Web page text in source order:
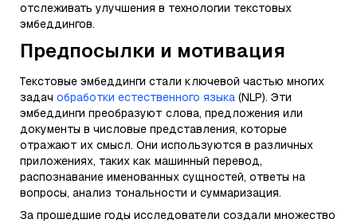
отслеживать улучшения в технологии текстовых
эмбеддингов.
Предпосылки и мотивация
Текстовые эмбеддинги стали ключевой частью многих
задач обработки естественного языка (NLP). Эти
эмбеддинги преобразуют слова, предложения или
документы в числовые представления, которые
отражают их смысл. Они используются в различных
приложениях, таких как машинный перевод,
распознавание именованных сущностей, ответы на
вопросы, анализ тональности и суммаризация.
За прошедшие годы исследователи создали множество